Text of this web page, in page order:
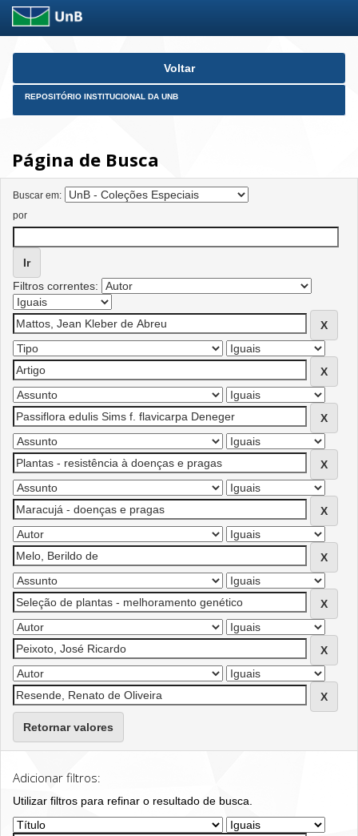
Skip
Voltar
REPOSITÓRIO INSTITUCIONAL DA UNB
Página de Busca
Buscar em:
por
Filtros correntes:
Retornar valores
Adicionar filtros:
Utilizar filtros para refinar o resultado de busca.